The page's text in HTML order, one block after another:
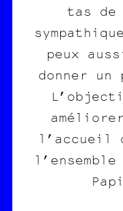
tas de
peux
donner
l’accueil